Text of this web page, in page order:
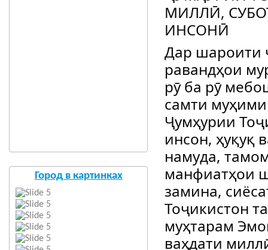
Город в картинках
МИЛЛӢ,
ИНСОНӢ
Дар шароити
равандҳои
рӯ ба рӯ
самти
Ҷумҳурии
инсон, ҳуқуқ
намуда,
манфиатҳои
замина,
Тоҷикистон
муҳтарам
ваҳдати